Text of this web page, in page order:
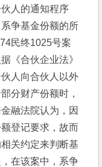
人的通知程序
争基金份额的所
民终1025号案
《合伙企业法》
人向合伙人以外
分财产份额时，
融法院认为，因
登记要求，故而
关约定来判断基
在该案中，系争